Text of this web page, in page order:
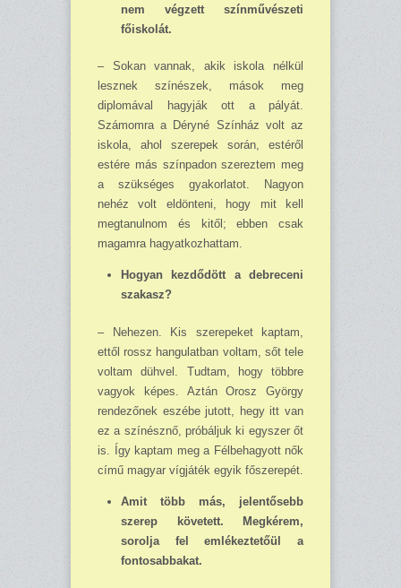
nem végzett színművészeti
főiskolát.
– Sokan vannak, akik iskola nélkül
lesznek színészek, mások meg
diplomával hagyják ott a pályát.
Számomra a Déryné Színház volt az
iskola, ahol szerepek során, estéről
estére más színpadon szereztem meg
a szükséges gyakorlatot. Nagyon
nehéz volt eldönteni, hogy mit kell
megtanulnom és kitől; ebben csak
magamra hagyatkozhattam.
Hogyan kezdődött a debreceni
szakasz?
– Nehezen. Kis szerepeket kaptam,
ettől rossz hangulatban voltam, sőt tele
voltam dühvel. Tudtam, hogy többre
vagyok képes. Aztán Orosz György
rendezőnek eszébe jutott, hegy itt van
ez a színésznő, próbáljuk ki egyszer őt
is. Így kaptam meg a Félbehagyott nők
című magyar vígjáték egyik főszerepét.
Amit több más, jelentősebb
szerep követett. Megkérem,
sorolja fel emlékeztetőül a
fontosabbakat.